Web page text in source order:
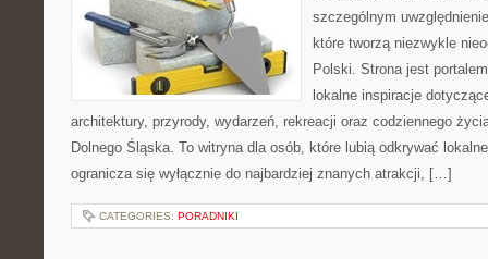
szczególnym
które tworzą niezwykle
Polski. Strona jest
lokalne inspiracje
architektury, przyrody, wydarzeń, rekreacji oraz codziennego
Dolnego Śląska. To witryna dla osób, które lubią odkrywać
ogranicza się wyłącznie do najbardziej znanych atrakcji, […]
CATEGORIES: PORADNIKI